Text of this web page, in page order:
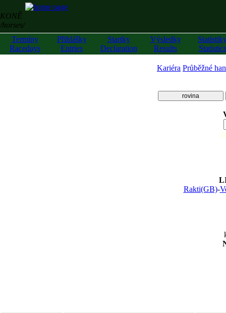
KONĚ
/horses/
Termíny
Racedays
Přihlášky
Entries
Startky
Declaration
Výsledky
Results
Statistics
Kariéra Průběžné
rovina
Rakti(GB)-